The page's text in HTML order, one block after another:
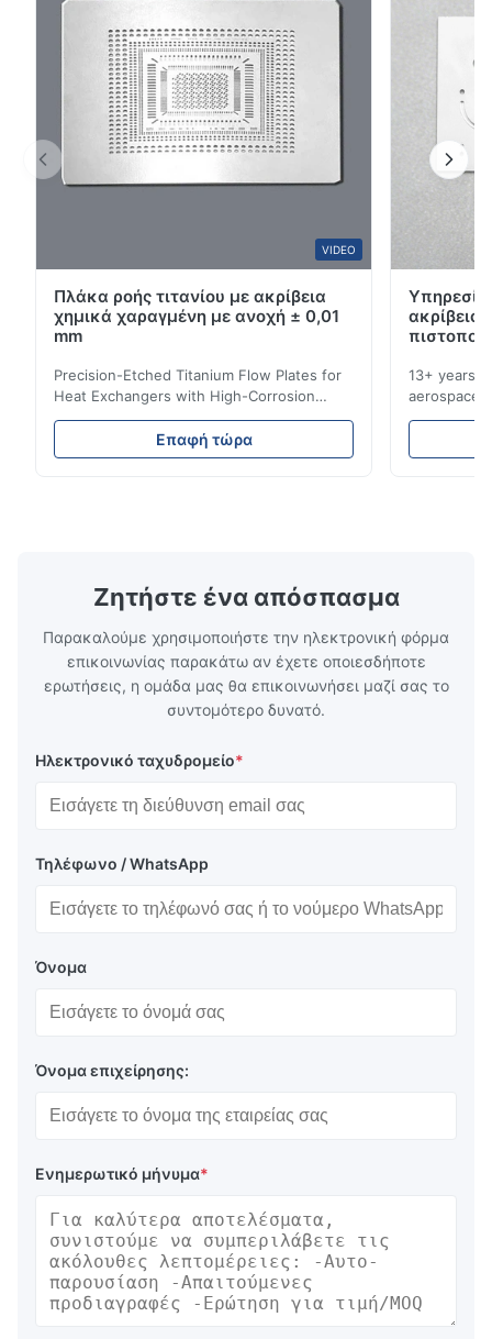
Oct 28.2025
Pretty good. I recommend it.
VIDEO
Πλάκα ροής τιτανίου με ακρίβεια
χημικά χαραγμένη με ανοχή ± 0,01
mm
Precision-Etched Titanium Flow Plates for
Heat Exchangers with High-Corrosion
Resistance Flow Plate Overview Xinhaisen
Technology specializes in manufacturing
high-precision chemically etched flow
distribution in production processes. Flow
Plate Features Complex, Burr
Επαφή τώρα
13+ years
aerospace,
instant
Ζητήστε ένα απόσπασμα
Παρακαλούμε χρησιμοποιήστε την ηλεκτρονική φόρμα
επικοινωνίας παρακάτω αν έχετε οποιεσδήποτε
ερωτήσεις, η ομάδα μας θα επικοινωνήσει μαζί σας το
συντομότερο δυνατό.
Ηλεκτρονικό ταχυδρομείο*
Τηλέφωνο / WhatsApp
Όνομα
Όνομα επιχείρησης:
Ενημερωτικό μήνυμα*